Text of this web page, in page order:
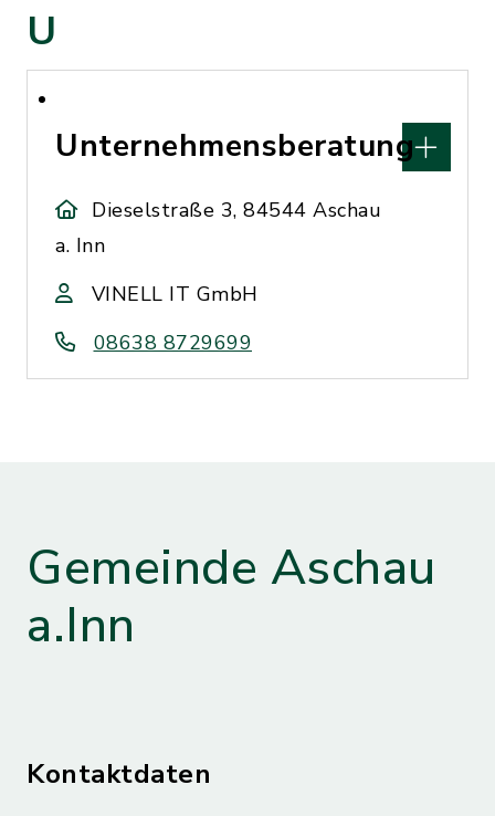
U
Unternehmensberatung
Dieselstraße 3, 84544 Aschau
a. Inn
VINELL IT GmbH
08638 8729699
Gemeinde Aschau
a.Inn
Kontaktdaten